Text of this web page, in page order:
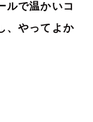
ルで温かいコ
、やってよか